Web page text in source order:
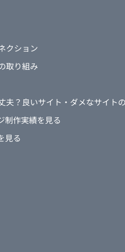
クション
取り組み
夫？良いサイト・ダメなサイト
制作実績を見る
見る